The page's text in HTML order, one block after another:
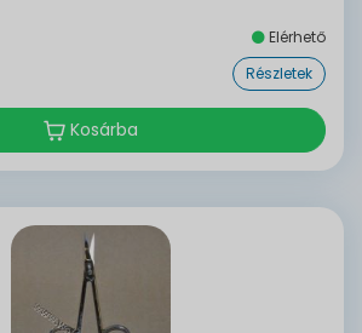
Elérhető
Részletek
Kosárba